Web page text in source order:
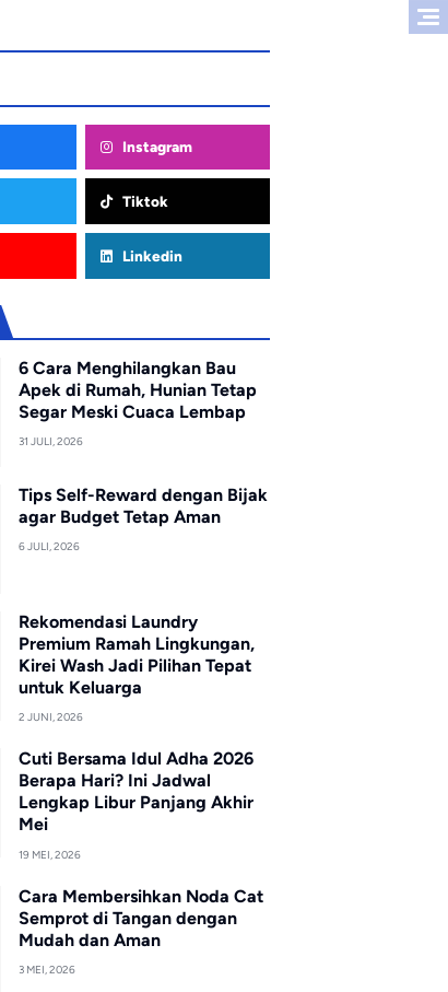
Instagram
Tiktok
Linkedin
6 Cara Menghilangkan Bau
Apek di Rumah, Hunian Tetap
Segar Meski Cuaca Lembap
31 JULI, 2026
Tips Self-Reward dengan Bijak
agar Budget Tetap Aman
6 JULI, 2026
Rekomendasi Laundry
Premium Ramah Lingkungan,
Kirei Wash Jadi Pilihan Tepat
untuk Keluarga
2 JUNI, 2026
Cuti Bersama Idul Adha 2026
Berapa Hari? Ini Jadwal
Lengkap Libur Panjang Akhir
Mei
19 MEI, 2026
Cara Membersihkan Noda Cat
Semprot di Tangan dengan
Mudah dan Aman
3 MEI, 2026